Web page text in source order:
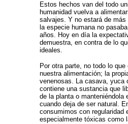
Estos hechos van del todo
humanidad vuelva a
salvajes. Y no estará de
la especie humana no
años. Hoy en día la
demuestra, en contra de lo
ideales.
Por otra parte, no todo lo
nuestra alimentación; la
venenosas. La casava, yuca
contiene una sustancia que
de la planta o manteniéndola
cuando deja de ser natural.
consumimos con
especialmente tóxicas como